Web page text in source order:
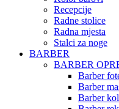
Recepcije
Radne stolice
Radna mjesta
Stalci za noge
BARBER
BARBER
Barber
Barber
Barber